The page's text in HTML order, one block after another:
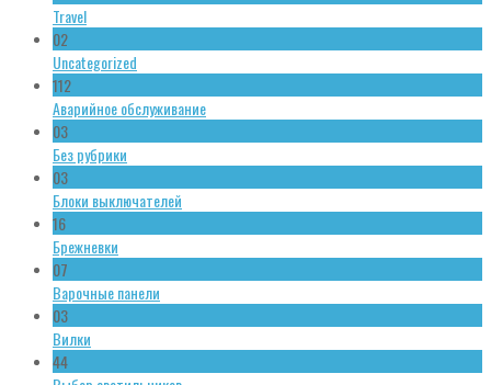
Travel
02
Uncategorized
112
Аварийное обслуживание
03
Без рубрики
03
Блоки выключателей
16
Брежневки
07
Варочные панели
03
Вилки
44